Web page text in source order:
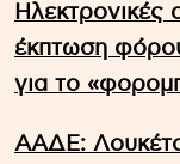
Ηλεκτρονικές
έκπτωση
για το
ΑΑΔΕ: Λουκέτο